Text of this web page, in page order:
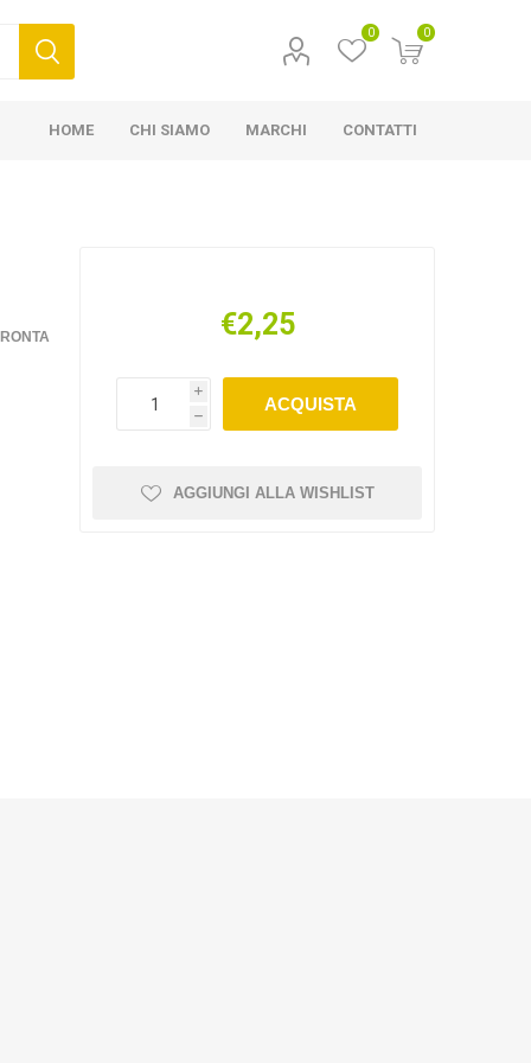
0 0
HOME CHI SIAMO MARCHI CONTATTI
€2,25
i
h
ACQUISTA
AGGIUNGI ALLA WISHLIST